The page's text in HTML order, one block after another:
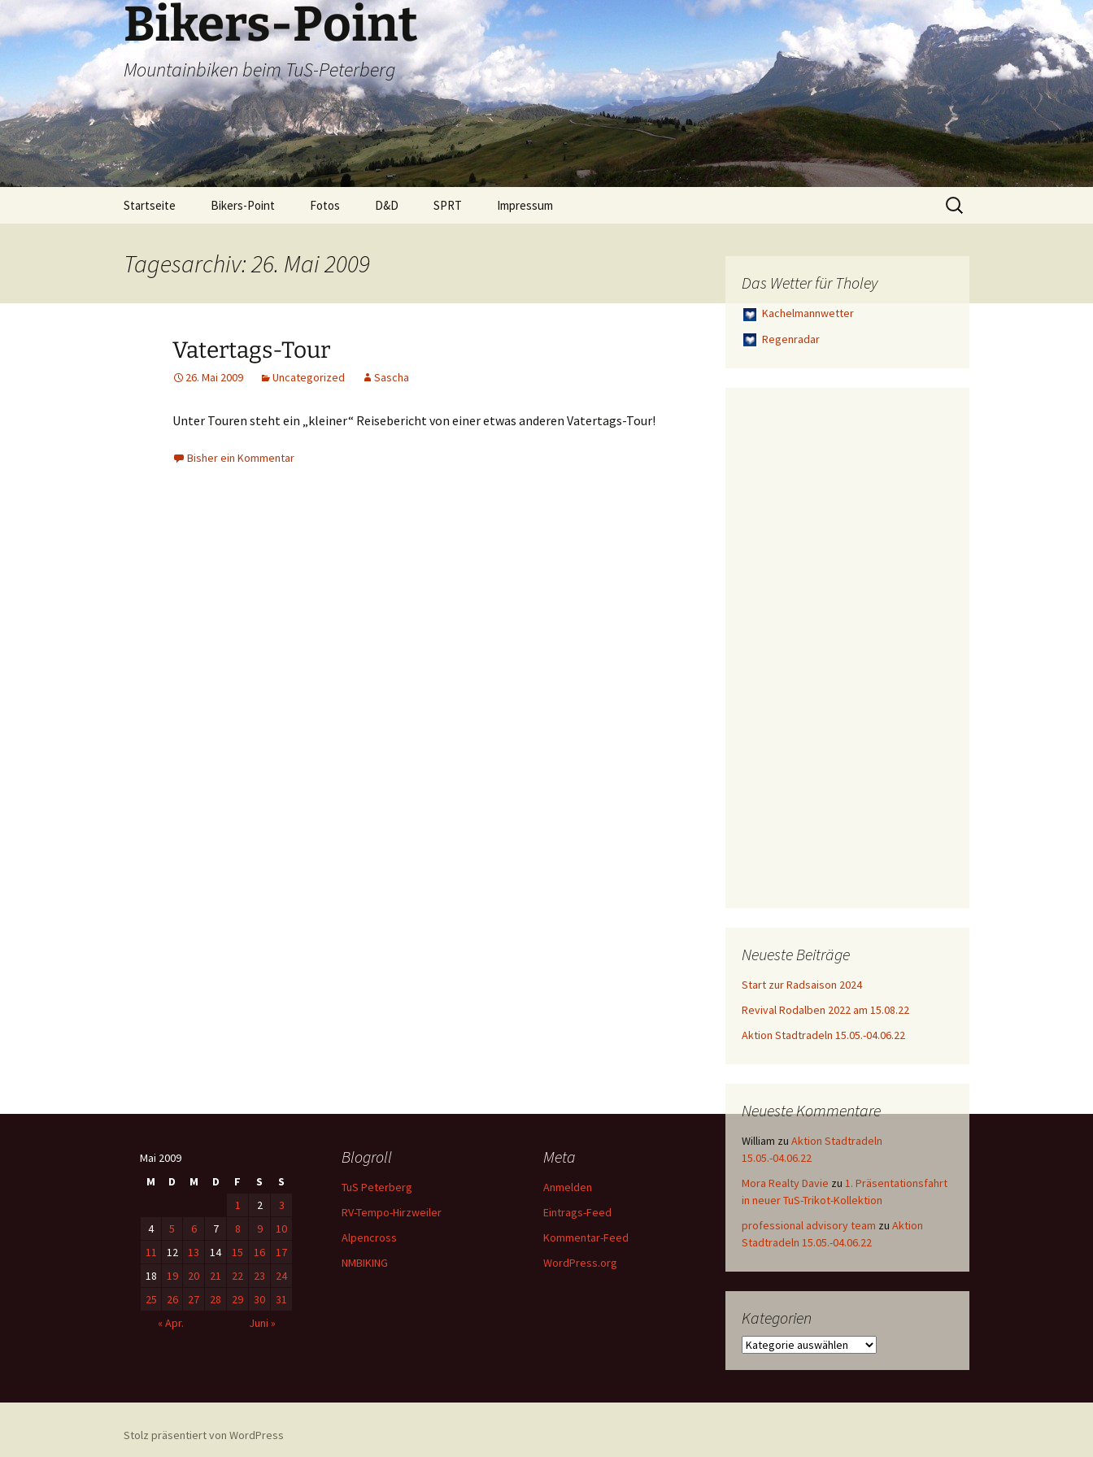
Inhalt
springen
Bikers-Point
Mountainbiken beim TuS-Peterberg
Startseite Bikers-Point Fotos D&D SPRT
Bilder
Impressum
Suchen
nach:
Tagesarchiv: 26. Mai 2009
Vatertags-Tour
26. Mai 2009 Uncategorized Sascha
Unter Touren steht ein „kleiner“ Reisebericht von einer etwas anderen Vatertags-Tour!
Bisher ein Kommentar
Das Wetter für Tholey
Kachelmannwetter
Regenradar
Neueste Beiträge
Start zur Radsaison 2024
Revival Rodalben 2022 am 15.08.22
Aktion Stadtradeln 15.05.-04.06.22
Neueste Kommentare
William zu Aktion Stadtradeln
15.05.-04.06.22
Mora Realty Davie zu 1. Präsentationsfahrt
in neuer TuS-Trikot-Kollektion
professional advisory team zu Aktion
Stadtradeln 15.05.-04.06.22
Kategorien
Kategorien
Mai 2009
M
D M D F S
S
1
2
3
4
5 6 7 8 9
10
11
12 13 14 15 16
17
18
19 20 21 22 23
24
25
26 27 28 29 30
31
« Apr.
Juni »
Blogroll
TuS Peterberg
RV-Tempo-Hirzweiler
Alpencross
NMBIKING
Meta
Anmelden
Eintrags-Feed
Kommentar-Feed
WordPress.org
Stolz präsentiert von WordPress